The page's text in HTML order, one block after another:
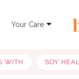
Your Care
WITH SOY